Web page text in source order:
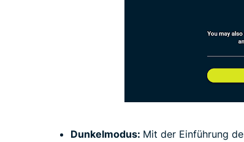
Dunkelmodus: Mit der Einführung